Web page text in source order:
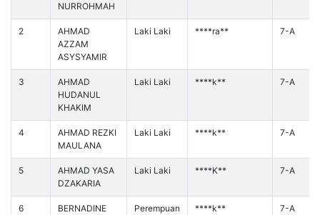
NURROHMAH
2
AHMAD
AZZAM
ASYSYAMIR
Laki Laki ****ra** 7-A
3
AHMAD
HUDANUL
KHAKIM
Laki Laki ****k** 7-A
4
AHMAD REZKI
MAULANA
Laki Laki ****k** 7-A
5
AHMAD YASA
DZAKARIA
Laki Laki ****K** 7-A
6
BERNADINE
Perempuan ****k** 7-A